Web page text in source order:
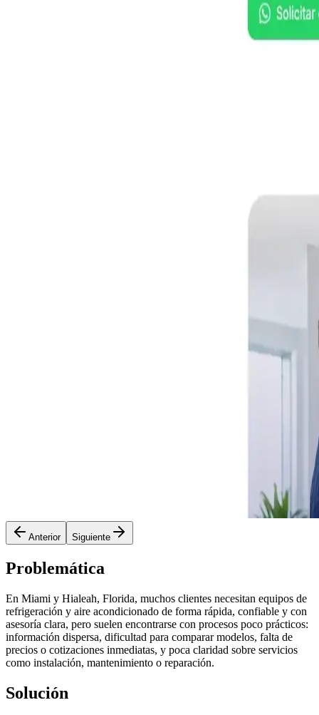
Anterior Siguiente
Problemática
En Miami y Hialeah, Florida, muchos clientes necesitan equipos de
refrigeración y aire acondicionado de forma rápida, confiable y con
asesoría clara, pero suelen encontrarse con procesos poco prácticos:
información dispersa, dificultad para comparar modelos, falta de
precios o cotizaciones inmediatas, y poca claridad sobre servicios
como instalación, mantenimiento o reparación.
Solución